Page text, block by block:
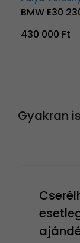
BMW E30
430 000 Ft
Gyakran